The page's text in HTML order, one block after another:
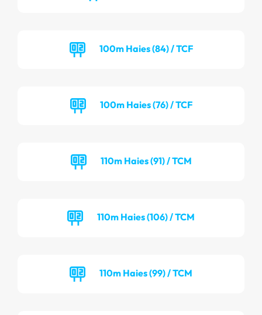
100m Haies (84) / TCF
100m Haies (76) / TCF
110m Haies (91) / TCM
110m Haies (106) / TCM
110m Haies (99) / TCM